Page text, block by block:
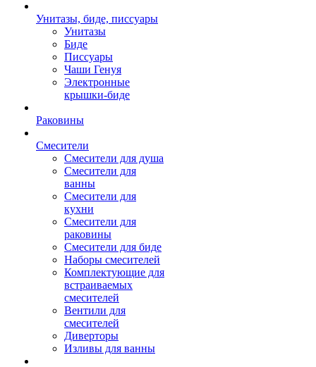
Унитазы, биде, писсуары
Унитазы
Биде
Писсуары
Чаши Генуя
Электронные
крышки-биде
Раковины
Смесители
Смесители для душа
Смесители для
ванны
Смесители для
кухни
Смесители для
раковины
Смесители для биде
Наборы смесителей
Комплектующие для
встраиваемых
смесителей
Вентили для
смесителей
Диверторы
Изливы для ванны